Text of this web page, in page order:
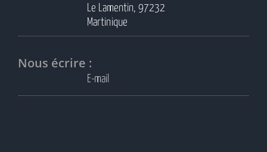
Le Lamentin, 97232
Martinique
Nous écrire :
E-mail